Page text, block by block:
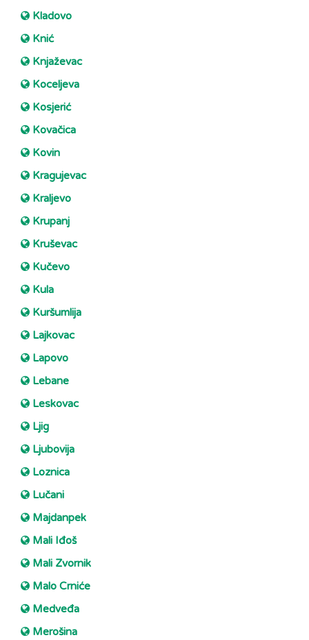
Kladovo
Knić
Knjaževac
Koceljeva
Kosjerić
Kovačica
Kovin
Kragujevac
Kraljevo
Krupanj
Kruševac
Kučevo
Kula
Kuršumlija
Lajkovac
Lapovo
Lebane
Leskovac
Ljig
Ljubovija
Loznica
Lučani
Majdanpek
Mali Iđoš
Mali Zvornik
Malo Crniće
Medveđa
Merošina